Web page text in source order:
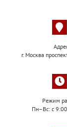
г. Москва
Режим
Пн–Вс: с